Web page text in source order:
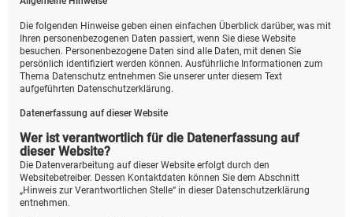
Die folgenden Hinweise geben einen einfachen Überblick darüber, was mit
Ihren personenbezogenen Daten passiert, wenn Sie diese Website
besuchen. Personenbezogene Daten sind alle Daten, mit denen Sie
persönlich identifiziert werden können. Ausführliche Informationen zum
Thema Datenschutz entnehmen Sie unserer unter diesem Text
aufgeführten Datenschutzerklärung.
Datenerfassung auf dieser Website
Wer ist verantwortlich für die Datenerfassung auf
dieser Website?
Die Datenverarbeitung auf dieser Website erfolgt durch den
Websitebetreiber. Dessen Kontaktdaten können Sie dem Abschnitt
„Hinweis zur Verantwortlichen Stelle“ in dieser Datenschutzerklärung
entnehmen.